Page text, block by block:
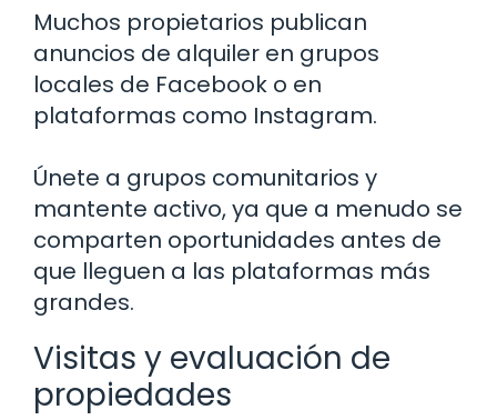
Muchos propietarios publican
anuncios de alquiler en grupos
locales de Facebook o en
plataformas como Instagram.
Únete a grupos comunitarios y
mantente activo, ya que a menudo se
comparten oportunidades antes de
que lleguen a las plataformas más
grandes.
Visitas y evaluación de
propiedades